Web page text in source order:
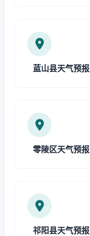
蓝山县天气预报
零陵区天气预报
祁阳县天气预报